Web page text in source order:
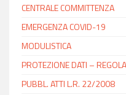
CENTRALE COMMITTENZA
EMERGENZA COVID-19
MODULISTICA
PROTEZIONE DATI –
PUBBL. ATTI L.R. 22/2008